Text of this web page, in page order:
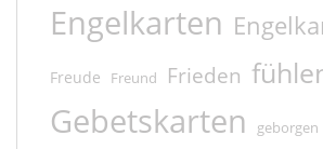
Engelkarten
Freude Freund Frieden
Gebetskarten geborgen